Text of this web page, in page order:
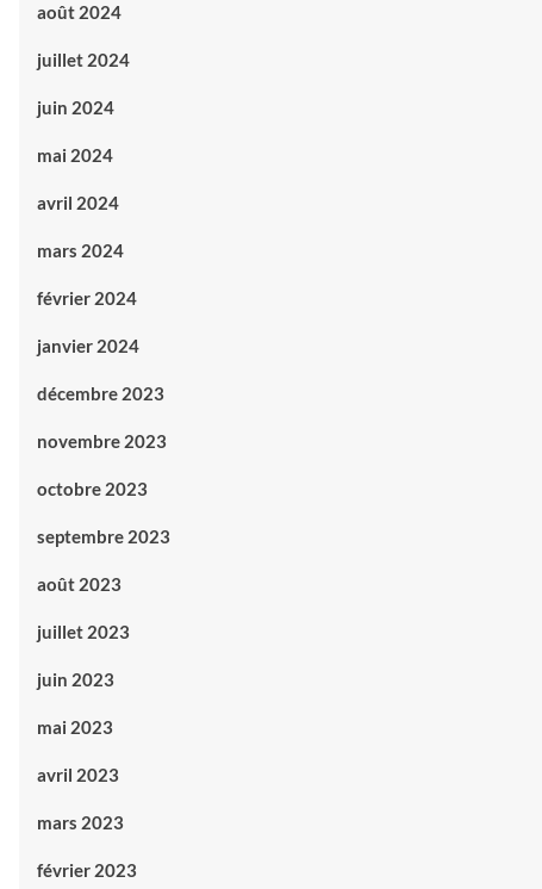
août 2024
juillet 2024
juin 2024
mai 2024
avril 2024
mars 2024
février 2024
janvier 2024
décembre 2023
novembre 2023
octobre 2023
septembre 2023
août 2023
juillet 2023
juin 2023
mai 2023
avril 2023
mars 2023
février 2023